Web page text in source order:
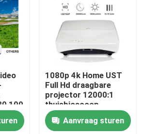
100
1080p 4k Home UST
Full Hd draagbare
projector 12000:1
thuisbioscoop
Aanvraag sturen